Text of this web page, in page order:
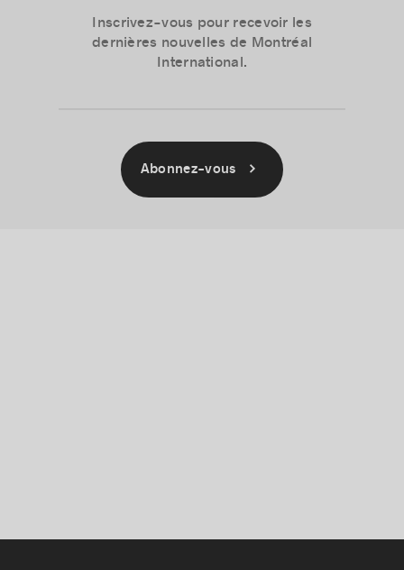
Inscrivez-vous pour recevoir les
dernières nouvelles de Montréal
International.
Abonnez-vous